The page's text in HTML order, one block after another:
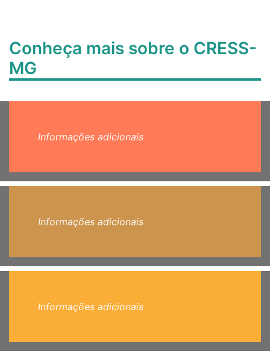
Conheça mais sobre o CRESS-
MG
Informações adicionais
Informações adicionais
Informações adicionais